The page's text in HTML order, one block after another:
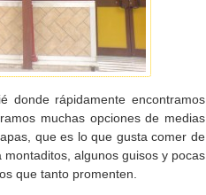
donde rápidamente encontramos
muchas opciones de medias
que es lo que gusta comer de
algunos guisos y pocas
que tanto promenten.